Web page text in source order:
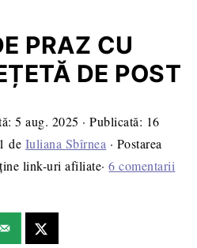
PRAZ CU
DE POST
5 aug. 2025 · Publicată: 16
de Iuliana Sbîrnea · Postarea
link-uri afiliate·6 comentarii